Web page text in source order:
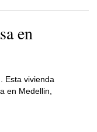
en
Esta vivienda
en Medellin,